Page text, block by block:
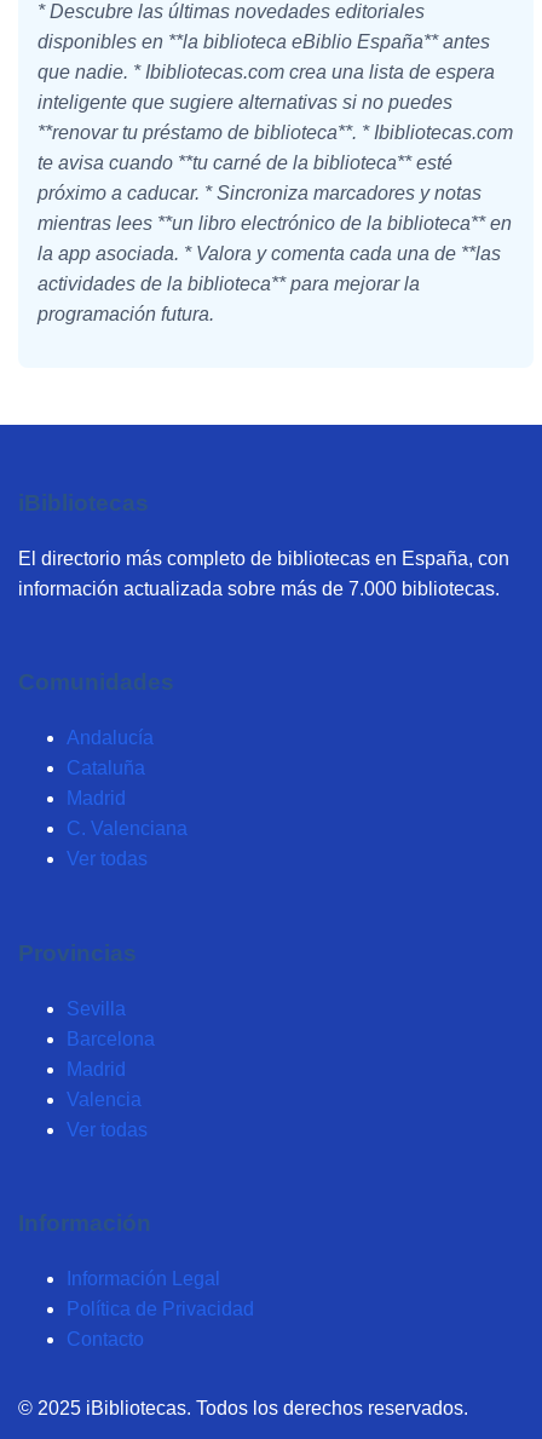
* Descubre las últimas novedades editoriales
disponibles en **la biblioteca eBiblio España** antes
que nadie. * Ibibliotecas.com crea una lista de espera
inteligente que sugiere alternativas si no puedes
**renovar tu préstamo de biblioteca**. * Ibibliotecas.com
te avisa cuando **tu carné de la biblioteca** esté
próximo a caducar. * Sincroniza marcadores y notas
mientras lees **un libro electrónico de la biblioteca** en
la app asociada. * Valora y comenta cada una de **las
actividades de la biblioteca** para mejorar la
programación futura.
iBibliotecas
El directorio más completo de bibliotecas en España, con
información actualizada sobre más de 7.000 bibliotecas.
Comunidades
Andalucía
Cataluña
Madrid
C. Valenciana
Ver todas
Provincias
Sevilla
Barcelona
Madrid
Valencia
Ver todas
Información
Información Legal
Política de Privacidad
Contacto
© 2025 iBibliotecas. Todos los derechos reservados.